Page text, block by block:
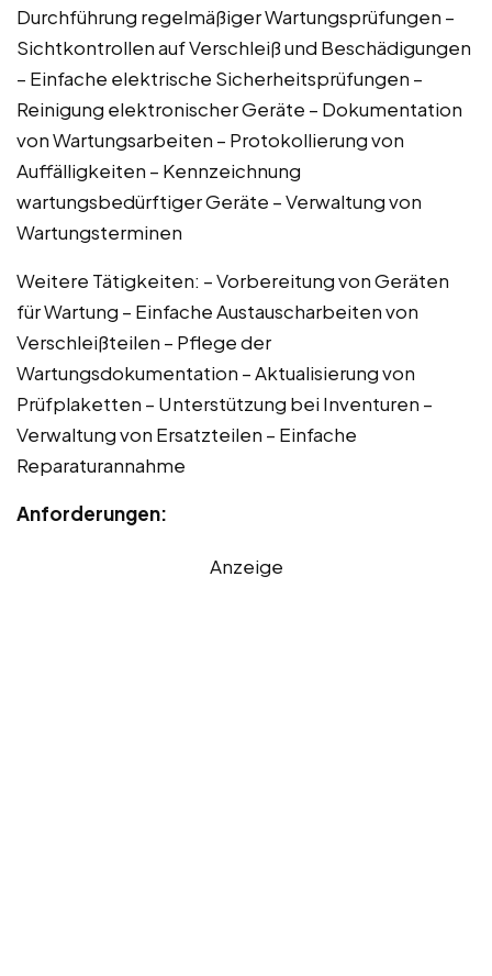
Durchführung regelmäßiger Wartungsprüfungen –
Sichtkontrollen auf Verschleiß und Beschädigungen
– Einfache elektrische Sicherheitsprüfungen –
Reinigung elektronischer Geräte – Dokumentation
von Wartungsarbeiten – Protokollierung von
Auffälligkeiten – Kennzeichnung
wartungsbedürftiger Geräte – Verwaltung von
Wartungsterminen
Weitere Tätigkeiten: – Vorbereitung von Geräten
für Wartung – Einfache Austauscharbeiten von
Verschleißteilen – Pflege der
Wartungsdokumentation – Aktualisierung von
Prüfplaketten – Unterstützung bei Inventuren –
Verwaltung von Ersatzteilen – Einfache
Reparaturannahme
Anforderungen:
Anzeige